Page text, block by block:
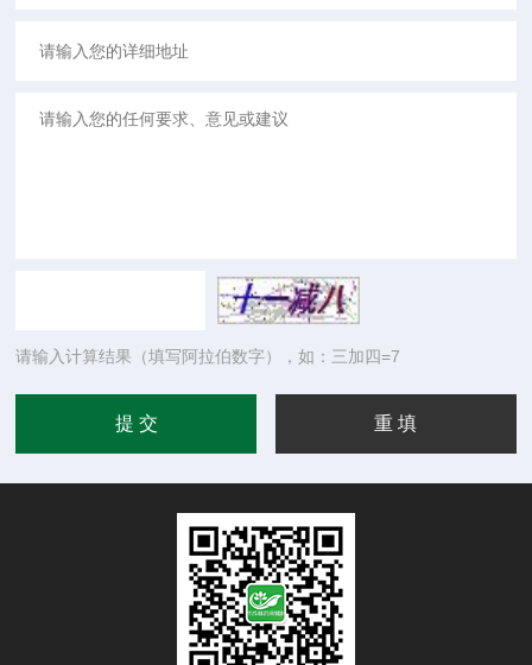
请输入计算结果（填写阿拉伯数字），如：三加四=7